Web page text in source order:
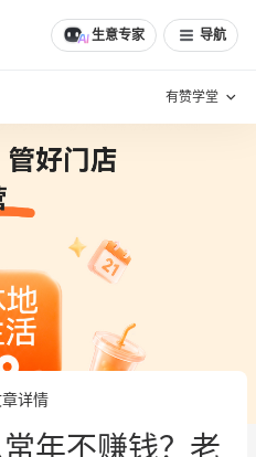
生意专家 导航
有赞学堂
增长方法
有赞专家说
新零售最佳实践
详情
年不赚钱？老